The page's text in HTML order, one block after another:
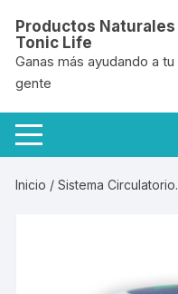
contenido
Productos Naturales
Tonic Life
Ganas más ayudando a tu
gente
Inicio /Sistema Circulatorio.